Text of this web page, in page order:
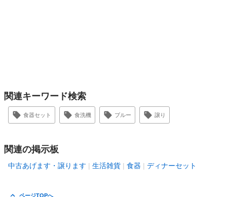
関連キーワード検索
食器セット 食洗機 ブルー 譲り
関連の掲示板
中古あげます・譲ります 生活雑貨 食器 ディナーセット
ページTOPへ